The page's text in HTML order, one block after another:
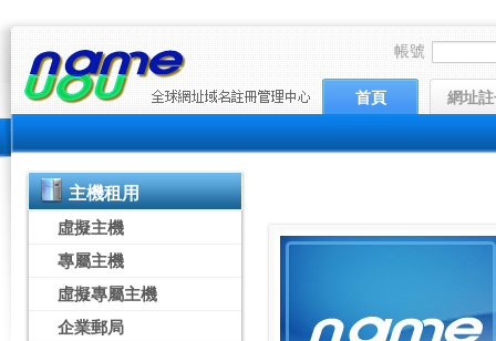
帳號
首頁 網址
主機租用
虛擬主機
專屬主機
虛擬專屬主機
企業郵局